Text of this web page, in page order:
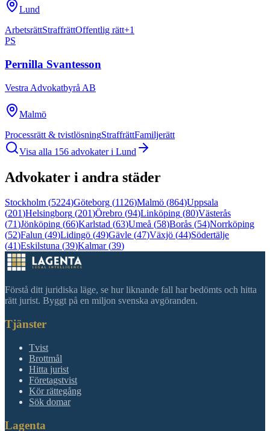
Lund
ArbetsrättStraffrättOffentlig rätt+1
PS
Pernilla Svantesson
Vestra Advokatbyrå AB
Malmö
Processrätt & tvistlösningStraffrättFamiljerätt
Visa alla 156 advokater i Lund
Advokater i andra städer
Stockholm (5224)Göteborg (1126)Malmö (864)Uppsala
(201)Helsingborg (201)Örebro (94)Linköping (80)Västerås
(71)Jönköping (66)Karlstad (63)Umeå (58)Borås (54)Norrköping
(52)Falun (49)Lidingö (49)Gävle (47)Växjö (44)Södertälje
(41)Eskilstuna (39)Kalmar(39)
Förstå ditt juridiska läge, se hur liknande fall har bedömts och hitta
rätt jurist. Byggt på en miljon svenska avgöranden.
Tjänster
Tvist
Brottmål
Hitta jurist
Företagstvist
Kör rättegång
Sök domar
Lagenta